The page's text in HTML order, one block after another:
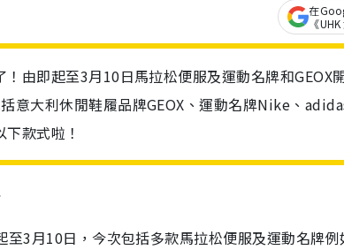
在
《
由即起至3月10日馬拉松便服及運動名牌和GEOX
意大利休閒鞋履品牌GEOX、運動名牌Nike、
款式啦！
至3月10日，今次包括多款馬拉松便服及運動名牌